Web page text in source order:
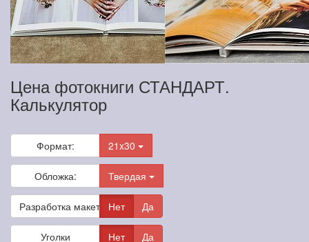
Цена фотокниги СТАНДАРТ.
Калькулятор
Формат: 21x30
Обложка: Твердая
Разработка макета Нет Да
Уголки Нет Да